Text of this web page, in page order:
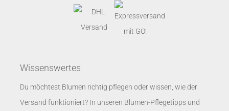
Wissenswertes
Du möchtest Blumen richtig pflegen oder wissen, wie der
Versand funktioniert? In unseren Blumen-Pflegetipps und